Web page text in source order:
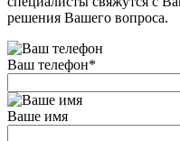
решения Вашего вопроса.
Ваш телефон*
Ваше имя